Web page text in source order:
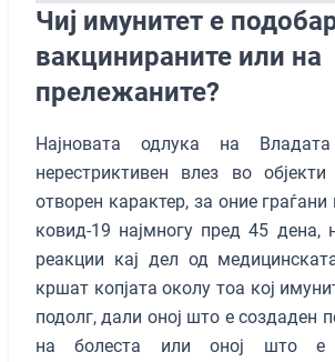
Чиј имунитет е
вакцинираните или на
прележаните?
Најновата одлука на
нерестриктивен влез во
отворен карактер, за оние
ковид-19 најмногу пред 45 дена,
реакции кај дел од
кршат копјата околу тоа кој
подолг, дали оној што е создаден
на болеста или оној што е